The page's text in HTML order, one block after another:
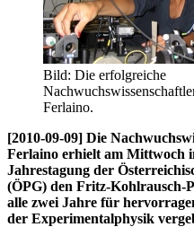
Bild: Die erfolgreiche
Ferlaino.
[2010-09-09] Die
Ferlaino erhielt am Mittwoch
Jahrestagung der
(ÖPG) den Fritz-Kohlrausch-
alle zwei Jahre für
der Experimentalphysik